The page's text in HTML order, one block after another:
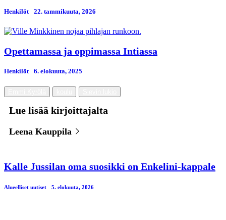
Henkilöt 22. tammikuuta, 2026
Opettamassa ja oppimassa Intiassa
Henkilöt 6. elokuuta, 2025
Lue lisää kirjoittajalta
Leena Kauppila
Kalle Jussilan oma suosikki on Enkelini-kappale
Alueelliset uutiset 5. elokuuta, 2026